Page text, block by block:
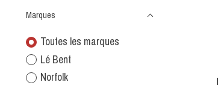
Marques
Toutes les marques
Lé Bent
Norfolk